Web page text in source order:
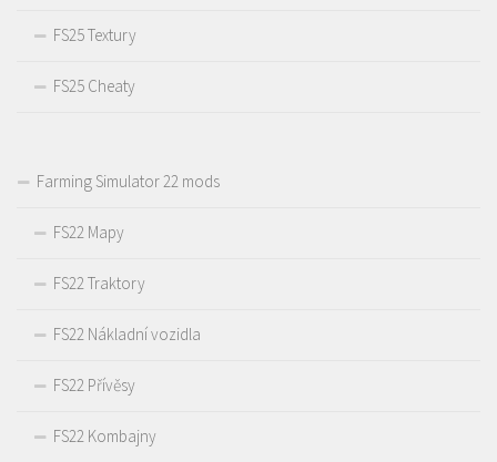
FS25 Textury
FS25 Cheaty
Farming Simulator 22 mods
FS22 Mapy
FS22 Traktory
FS22 Nákladní vozidla
FS22 Přívěsy
FS22 Kombajny